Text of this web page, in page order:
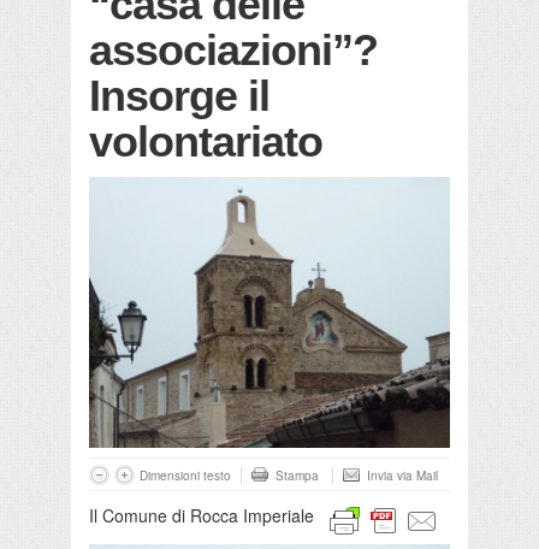
associazioni”?
Insorge il
volontariato
Dimensioni testo Stampa Invia via Mail
Il Comune di Rocca Imperiale